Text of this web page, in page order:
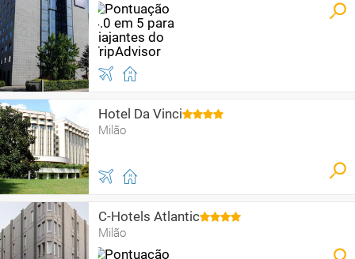
Hotel Da Vinci
Milão
C-Hotels Atlantic
Milão